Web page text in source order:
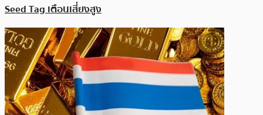
Seed Tag เตือนเสี่ยงสูง